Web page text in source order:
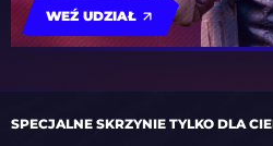
WEŹ UDZIAŁ
SPECJALNE SKRZYNIE TYLKO DLA